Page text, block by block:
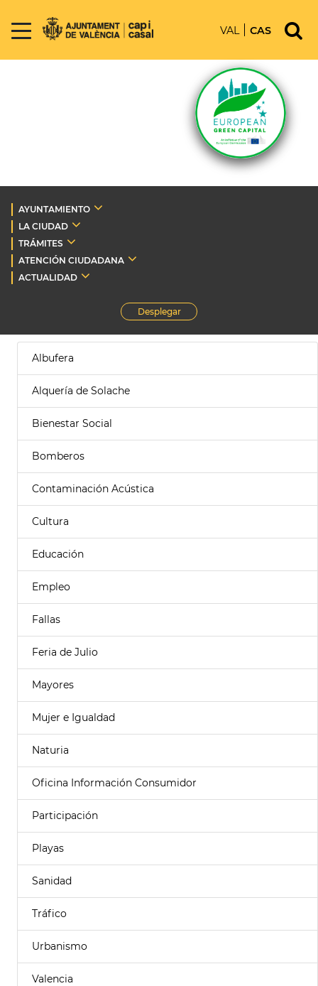
VAL CAS
AYUNTAMIENTO
LA CIUDAD
TRÁMITES
ATENCIÓN CIUDADANA
ACTUALIDAD
Desplegar
Albufera
Alquería de Solache
Bienestar Social
Bomberos
Contaminación Acústica
Cultura
Educación
Empleo
Fallas
Feria de Julio
Mayores
Mujer e Igualdad
Naturia
Oficina Información Consumidor
Participación
Playas
Sanidad
Tráfico
Urbanismo
Valencia